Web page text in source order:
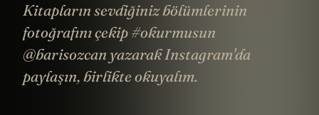
Kitapların sevdiğiniz bölümlerinin
fotoğrafını çekip #okurmusun
@barisozcan yazarak Instagram'da
paylaşın, birlikte okuyalım.